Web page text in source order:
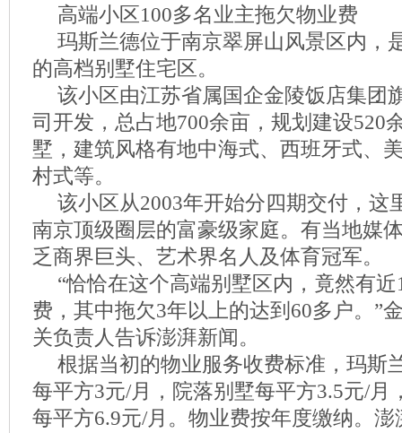
高端小区100多名业主拖欠物业费
玛斯兰德位于南京翠屏山风景区内，
的高档别墅住宅区。
该小区由江苏省属国企金陵饭店集团
司开发，总占地700余亩，规划建设520
墅，建筑风格有地中海式、西班牙式、
村式等。
该小区从2003年开始分四期交付，这
南京顶级圈层的富豪级家庭。有当地媒
乏商界巨头、艺术界名人及体育冠军。
“恰恰在这个高端别墅区内，竟然有
费，其中拖欠3年以上的达到60多户。”
关负责人告诉澎湃新闻。
根据当初的物业服务收费标准，玛斯
每平方3元/月，院落别墅每平方3.5元/月
每平方6.9元/月。物业费按年度缴纳。